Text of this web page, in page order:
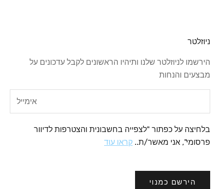
ניוזלטר
הירשמו לניוזלטר שלנו ותיהיו הראשונים לקבל עדכונים על
מבצעים והנחות
בלחיצה על כפתור "לצפייה בחשבונית והצטרפות לדיוור
פרסומי", אני מאשר/ת.. קראו עוד
הירשם כמנוי